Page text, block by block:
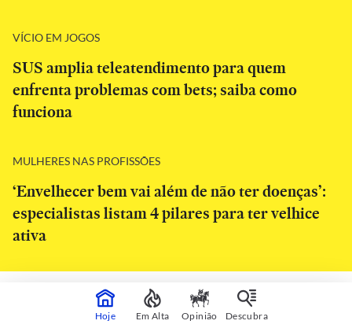
VÍCIO EM JOGOS
SUS amplia teleatendimento para quem
enfrenta problemas com bets; saiba como
funciona
MULHERES NAS PROFISSÕES
‘Envelhecer bem vai além de não ter doenças’:
especialistas listam 4 pilares para ter velhice
ativa
CONTINUA APÓS A PUBLICIDADE
Hoje Em Alta Opinião Descubra